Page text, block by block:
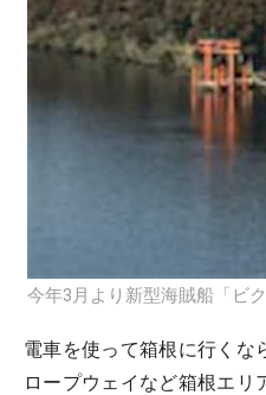
今年3月より新型海賊船「ビ
電車を使って箱根に行くな
ロープウェイなど箱根エリ